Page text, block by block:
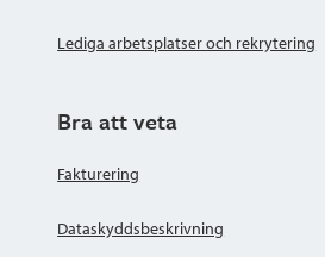
Lediga arbetsplatser och rekrytering
Bra att veta
Fakturering
Dataskyddsbeskrivning